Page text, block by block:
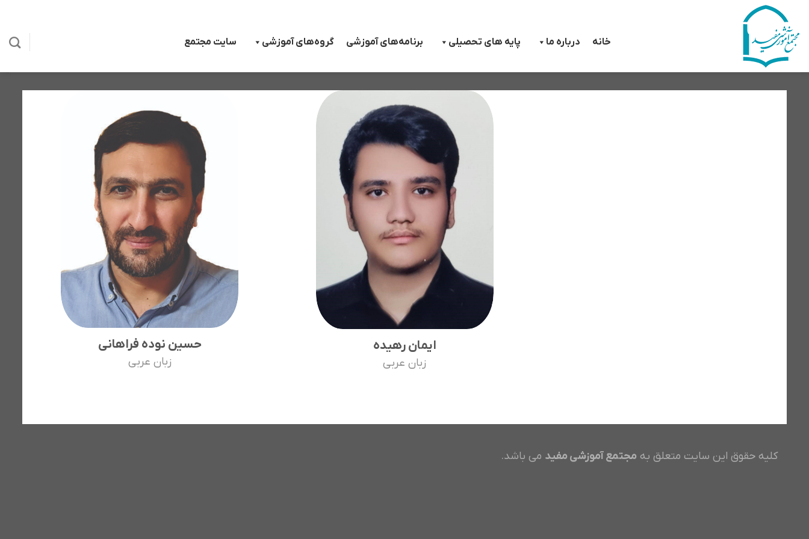
محتوا
خانه درباره ما پایه های تحصیلی برنامه‌های آموزشی گروه‌های آموزشی سایت مجتمع
ایمان رهیده
زبان عربی
حسین نوده فراهانی
زبان عربی
کلیه حقوق این سایت متعلق به مجتمع آموزشی مفید می باشد.